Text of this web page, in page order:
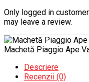
Only logged in
may leave a review.
Machetă Piaggio Ape
Descriere
Recenzii (0)